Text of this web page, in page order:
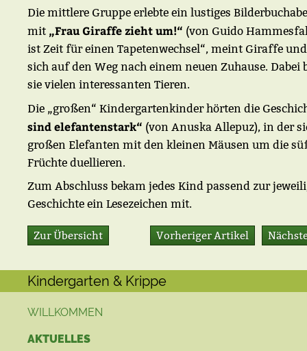
Die mittlere Gruppe erlebte ein lustiges
mit „Frau Giraffe zieht um!“ (von Guido
ist Zeit für einen Tapetenwechsel“, meint Giraffe
sich auf den Weg nach einem neuen Zuhause. Dabei
sie vielen interessanten Tieren.
Die „großen“ Kindergartenkinder hörten die
sind elefantenstark“ (von Anuska Allepuz), in der
großen Elefanten mit den kleinen Mäusen um die
Früchte duellieren.
Zum Abschluss bekam jedes Kind passend zur
Geschichte ein Lesezeichen mit.
Vorheriger Artikel
Zur Übersicht
Kindergarten & Krippe
WILLKOMMEN
AKTUELLES